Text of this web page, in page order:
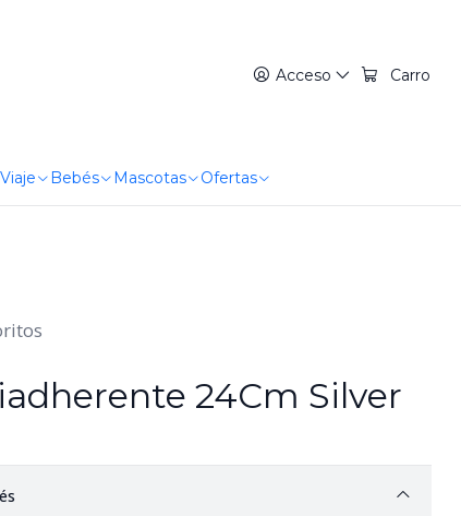
Acceso Carro
Bebés Mascotas Ofertas
24Cm Silver